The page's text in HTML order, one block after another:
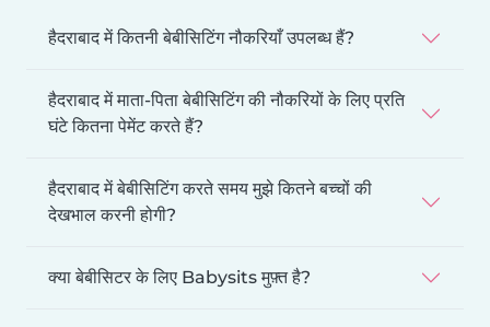
हैदराबाद में कितनी बेबीसिटिंग नौकरियाँ उपलब्ध हैं?
हैदराबाद में माता-पिता बेबीसिटिंग की नौकरियों के लिए प्रति
घंटे कितना पेमेंट करते हैं?
हैदराबाद में बेबीसिटिंग करते समय मुझे कितने बच्चों की
देखभाल करनी होगी?
क्या बेबीसिटर के लिए Babysits मुफ़्त है?